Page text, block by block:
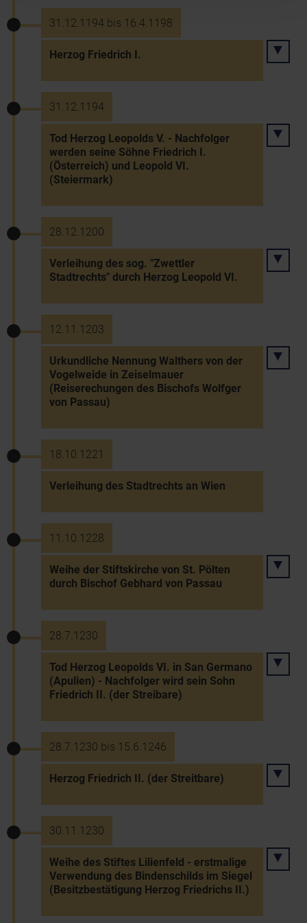
31.12.1194 bis 16.4.1198
Herzog Friedrich I.
31.12.1194
Tod Herzog Leopolds V. - Nachfolger
werden seine Söhne Friedrich I.
(Österreich) und Leopold VI.
(Steiermark)
28.12.1200
Verleihung des sog. "Zwettler
Stadtrechts" durch Herzog Leopold VI.
12.11.1203
Urkundliche Nennung Walthers von der
Vogelweide in Zeiselmauer
(Reiserechungen des Bischofs Wolfger
von Passau)
18.10.1221
Verleihung des Stadtrechts an Wien
11.10.1228
Weihe der Stiftskirche von St. Pölten
durch Bischof Gebhard von Passau
28.7.1230
Tod Herzog Leopolds VI. in San Germano
(Apulien) - Nachfolger wird sein Sohn
Friedrich II. (der Streibare)
28.7.1230 bis 15.6.1246
Herzog Friedrich II. (der Streitbare)
30.11.1230
Weihe des Stiftes Lilienfeld - erstmalige
Verwendung des Bindenschilds im Siegel
(Besitzbestätigung Herzog Friedrichs II.)